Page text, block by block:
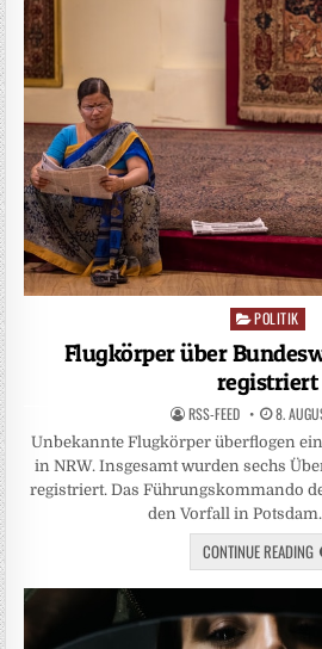
Posted
in
POLITIK
Flugkörper über
registriert
RSS-FEED 8.
Unbekannte Flugkörper überflogen
in NRW. Insgesamt wurden sechs
registriert. Das Führungskommando
den Vorfall in
CONTINUE READING